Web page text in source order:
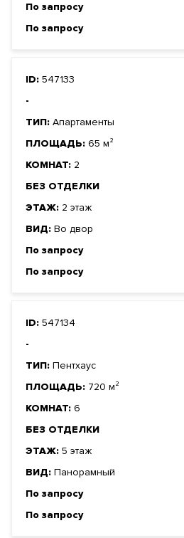
По запросу
По запросу
ID: 547133
-
ТИП: Апартаменты
ПЛОЩАДЬ: 65 м²
КОМНАТ: 2
БЕЗ ОТДЕЛКИ
ЭТАЖ: 2 этаж
ВИД: Во двор
По запросу
По запросу
ID: 547134
-
ТИП: Пентхаус
ПЛОЩАДЬ: 720 м²
КОМНАТ: 6
БЕЗ ОТДЕЛКИ
ЭТАЖ: 5 этаж
ВИД: Панорамный
По запросу
По запросу